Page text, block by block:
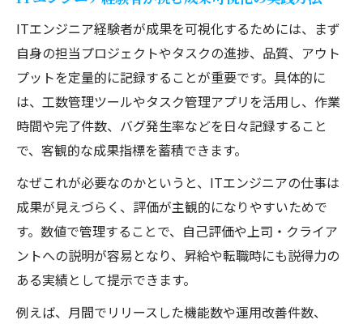
ITエンジニア経験者が成果を可視化するためには、まず
自身の担当プロジェクトやタスクの進捗、品質、アウト
プットを定量的に記録することが重要です。具体的に
は、工数管理ツールやタスク管理アプリを活用し、作業
時間や完了件数、バグ発生率などを日々記録すること
で、客観的な成果指標を蓄積できます。
なぜこれが必要なのかというと、ITエンジニアの仕事は
成果が見えづらく、評価が主観的になりやすいためで
す。数値で管理することで、自己評価や上司・クライア
ントへの説明が容易となり、昇給や転職時にも説得力の
ある実績として提示できます。
例えば、月間でリリースした機能数や運用改善件数、